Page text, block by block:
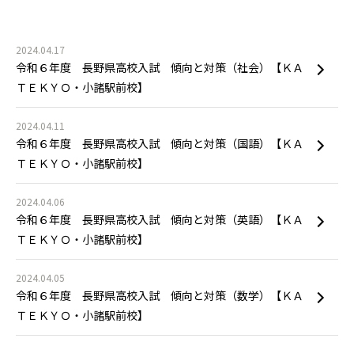
2024.04.17
令和６年度 長野県高校入試 傾向と対策（社会）【ＫＡ
ＴＥＫＹＯ・小諸駅前校】
2024.04.11
令和６年度 長野県高校入試 傾向と対策（国語）【ＫＡ
ＴＥＫＹＯ・小諸駅前校】
2024.04.06
令和６年度 長野県高校入試 傾向と対策（英語）【ＫＡ
ＴＥＫＹＯ・小諸駅前校】
2024.04.05
令和６年度 長野県高校入試 傾向と対策（数学）【ＫＡ
ＴＥＫＹＯ・小諸駅前校】